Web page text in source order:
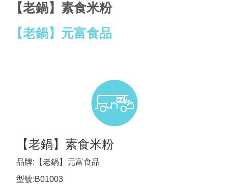
【老鍋】素食米粉
【老鍋】元富食品
【老鍋】素食米粉
品牌:【老鍋】元富食品
型號:B01003